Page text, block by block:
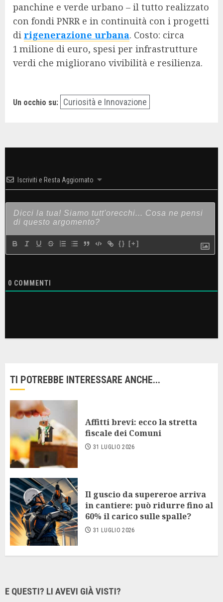
panchine e verde urbano – il tutto realizzato
con fondi PNRR e in continuità con i progetti
di rigenerazione urbana. Costo: circa
1 milione di euro, spesi per infrastrutture
verdi che migliorano vivibilità e resilienza.
Un occhio su: Curiosità e Innovazione
Iscriviti e Resta Aggiornato
{} [+]
0 COMMENTI
TI POTREBBE INTERESSARE ANCHE...
Affitti brevi: ecco la stretta
fiscale dei Comuni
31 LUGLIO 2026
Il guscio da supereroe arriva
in cantiere: può ridurre fino al
60% il carico sulle spalle?
31 LUGLIO 2026
E QUESTI? LI AVEVI GIÀ VISTI?